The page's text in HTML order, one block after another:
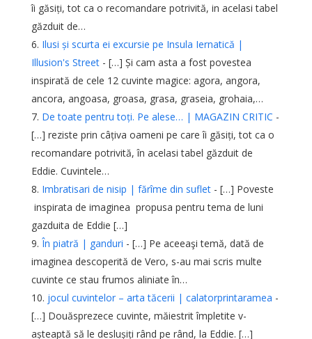
îi găsiți, tot ca o recomandare potrivită, in acelasi tabel
găzduit de…
Ilusi și scurta ei excursie pe Insula Iernatică |
Illusion's Street- […] Și cam asta a fost povestea
inspirată de cele 12 cuvinte magice: agora, angora,
ancora, angoasa, groasa, grasa, graseia, grohaia,…
De toate pentru toți. Pe alese… | MAGAZIN CRITIC -
[…] reziste prin câțiva oameni pe care îi găsiți, tot ca o
recomandare potrivită, în acelasi tabel găzduit de
Eddie. Cuvintele…
Imbratisari de nisip | fărîme din suflet- […] Poveste
inspirata de imaginea propusa pentru tema de luni
gazduita de Eddie […]
În piatră | ganduri - […] Pe aceeaşi temă, dată de
imaginea descoperită de Vero, s-au mai scris multe
cuvinte ce stau frumos aliniate în…
jocul cuvintelor – arta tăcerii | calatorprintaramea -
[…] Douăsprezece cuvinte, măiestrit împletite v-
așteaptă să le deslușiți rând pe rând, la Eddie. […]